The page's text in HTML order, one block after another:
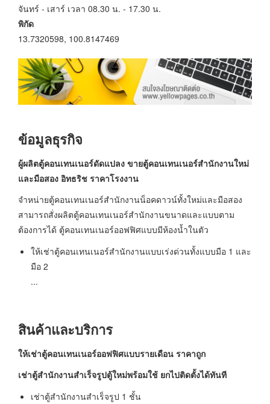
จันทร์ - เสาร์ เวลา 08.30 น. - 17.30 น.
พิกัด
13.7320598, 100.8147469
ข้อมูลธุรกิจ
ผู้ผลิตตู้คอนเทนเนอร์ดัดแปลง ขายตู้คอนเทนเนอร์สำนักงานใหม่
และมือสอง อิทธริช ราคาโรงงาน
จำหน่ายตู้คอนเทนเนอร์สำนักงานน็อคดาวน์ทั้งใหม่และมือสอง
สามารถสั่งผลิตตู้คอนเทนเนอร์สำนักงานขนาดและแบบตาม
ต้องการได้ ตู้คอนเทนเนอร์ออฟฟิศแบบมีห้องน้ำในตัว
ให้เช่าตู้คอนเทนเนอร์สำนักงานแบบเร่งด่วนทั้งแบบมือ 1 และ
มือ 2
...
สินค้าและบริการ
ให้เช่าตู้คอนเทนเนอร์ออฟฟิศแบบรายเดือน ราคาถูก
เช่าตู้สำนักงานสำเร็จรูปตู้ใหม่พร้อมใช้ ยกไปติดตั้งได้ทันที
เช่าตู้สำนักงานสำเร็จรูป 1 ชั้น